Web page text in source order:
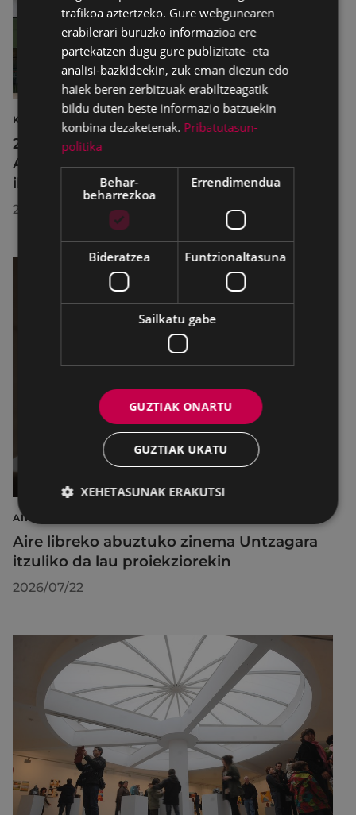
KULTURA
2026ko Delta Cultura Saria jaso du
Armagintzaren Museoak, izandako
ibilbideagatik
2026/07/23
AIRE LIBREKO ZINEMA
Aire libreko abuztuko zinema Untzagara
itzuliko da lau proiekziorekin
2026/07/22
trafikoa aztertzeko. Gure webgunearen
erabilerari buruzko informazioa ere
partekatzen dugu gure publizitate- eta
analisi-bazkideekin, zuk eman diezun edo
haiek beren zerbitzuak erabiltzeagatik
bildu duten beste informazio batzuekin
konbina dezaketenak. Pribatutasun-
politika
Behar-
beharrezkoa
Errendimendua
Bideratzea Funtzionaltasuna
Sailkatu gabe
GUZTIAK ONARTU
GUZTIAK UKATU
XEHETASUNAK ERAKUTSI